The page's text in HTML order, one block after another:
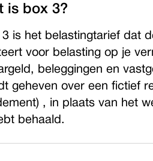
is box 3?
3 is het belastingtarief dat
voor belasting op je
beleggingen en
geheven over een fictief
, in plaats van het
behaald.